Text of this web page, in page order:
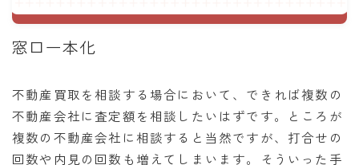
窓口一本化
不動産買取を相談する場合において、できれば複数の
不動産会社に査定額を相談したいはずです。ところが
複数の不動産会社に相談すると当然ですが、打合せの
回数や内見の回数も増えてしまいます。そういった手